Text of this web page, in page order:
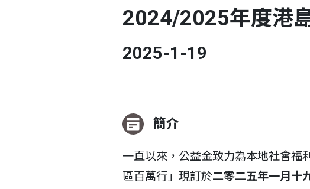
2024/2025年度港
2025-1-19
簡介
一直以來，公益金致力為本地社會福
區百萬行」現訂於二零二五年一月十